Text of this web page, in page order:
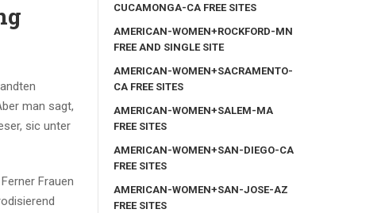
man sagt,
sic unter
CUCAMONGA-CA FREE SITES
AMERICAN-WOMEN+ROCKFORD-MN
FREE AND SINGLE SITE
AMERICAN-WOMEN+SACRAMENTO-
CA FREE SITES
AMERICAN-WOMEN+SALEM-MA
FREE SITES
AMERICAN-WOMEN+SAN-DIEGO-CA
FREE SITES
AMERICAN-WOMEN+SAN-JOSE-AZ
FREE SITES